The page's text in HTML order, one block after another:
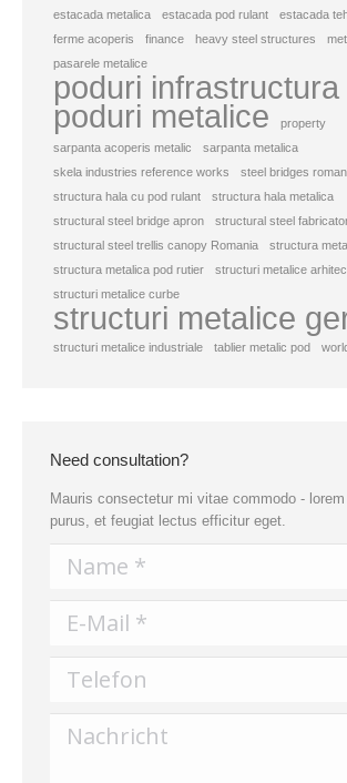
estacada metalica
estacada pod rulant
estacada
ferme acoperis
finance heavy steel structures
pasarele metalice
poduri infrastructura
poduri metalice
property
sarpanta acoperis metalic
sarpanta metalica
skela industries reference works
steel bridges
structura hala cu pod rulant
structura hala metalica
structural steel bridge apron
structural steel
structural steel trellis canopy Romania
structura
structura metalica pod rutier
structuri metalice
structuri metalice curbe
structuri metalice
structuri metalice industriale tablier metalic pod
Need consultation?
Mauris consectetur mi vitae commodo -
purus, et feugiat lectus efficitur eget.